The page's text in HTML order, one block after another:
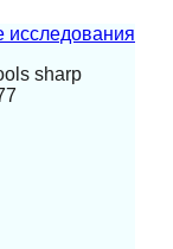
исследования